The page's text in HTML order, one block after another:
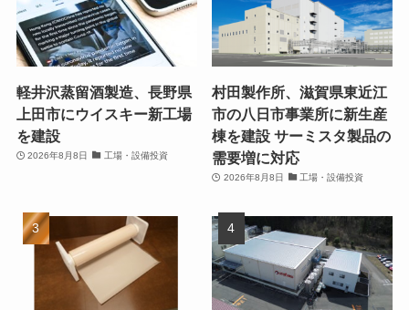
軽井沢蒸留酒製造、長野県
上田市にウイスキー新工場
を建設
2026年8月8日 工場・設備投資
村田製作所、滋賀県東近江
市の八日市事業所に新生産
棟を建設 サーミスタ製品の
需要増に対応
2026年8月8日 工場・設備投資